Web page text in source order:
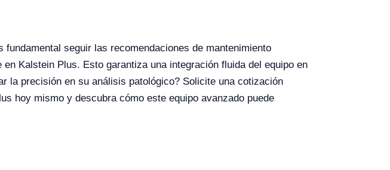
seguir las recomendaciones de mantenimiento
Kalstein Plus. Esto garantiza una integración fluida del equipo en
la precisión en su análisis patológico? Solicite una cotización
hoy mismo y descubra cómo este equipo avanzado puede